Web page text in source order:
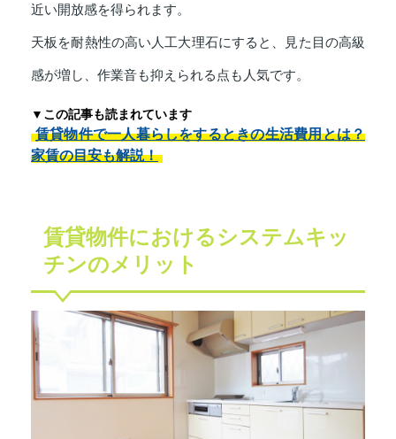
近い開放感を得られます。
天板を耐熱性の高い人工大理石にすると、見た目の高級
感が増し、作業音も抑えられる点も人気です。
▼この記事も読まれています
賃貸物件で一人暮らしをするときの生活費用とは？
家賃の目安も解説！
賃貸物件におけるシステムキッ
チンのメリット